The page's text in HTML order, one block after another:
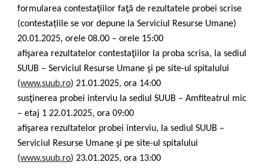
formularea contestaţiilor faţă de rezultatele probei scrise
(contestațiile se vor depune la Serviciul Resurse Umane)
20.01.2025, orele 08.00 – orele 15:00
afişarea rezultatelor contestaţiilor la proba scrisa, la sediul
SUUB – Serviciul Resurse Umane şi pe site-ul spitalului
(www.suub.ro) 21.01.2025, ora 14:00
susţinerea probei interviu la sediul SUUB – Amfiteatrul mic
– etaj 1 22.01.2025, ora 09:00
afişarea rezultatelor probei interviu, la sediul SUUB –
Serviciul Resurse Umane şi pe site-ul spitalului
(www.suub.ro) 23.01.2025, ora 13:00